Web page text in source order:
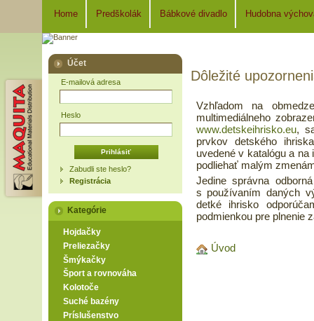
Home Predškolák Bábkové divadlo Hudobna
Účet
E-mailová adresa
Heslo
Zabudli ste heslo?
Registrácia
Kategórie
Hojdačky
Preliezačky
Šmýkačky
Šport a rovnováha
Kolotoče
Suché bazény
Príslušenstvo
Dôležité
Vzhľadom na
multimediálneho
www.detskeihrisko.eu,
prvkov detského
uvedené v katalógu a
podliehať malým
Jedine správna
s používaním daných
detké ihrisko
podmienkou pre plnenie
Úvod